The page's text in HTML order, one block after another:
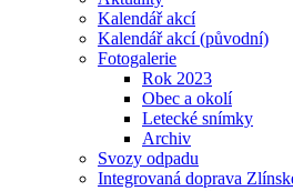
Kalendář akcí
Kalendář akcí (původní)
Fotogalerie
Rok 2023
Obec a okolí
Letecké snímky
Archiv
Svozy odpadu
Integrovaná doprava